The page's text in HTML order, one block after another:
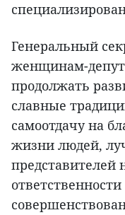
Генеральный
женщинам-
продолжать
славные
самоотдачу на
жизни людей,
представителей